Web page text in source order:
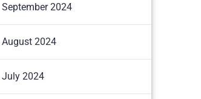
September 2024
August 2024
July 2024